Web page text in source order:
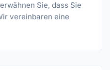
Sie, dass Sie
vereinbaren eine